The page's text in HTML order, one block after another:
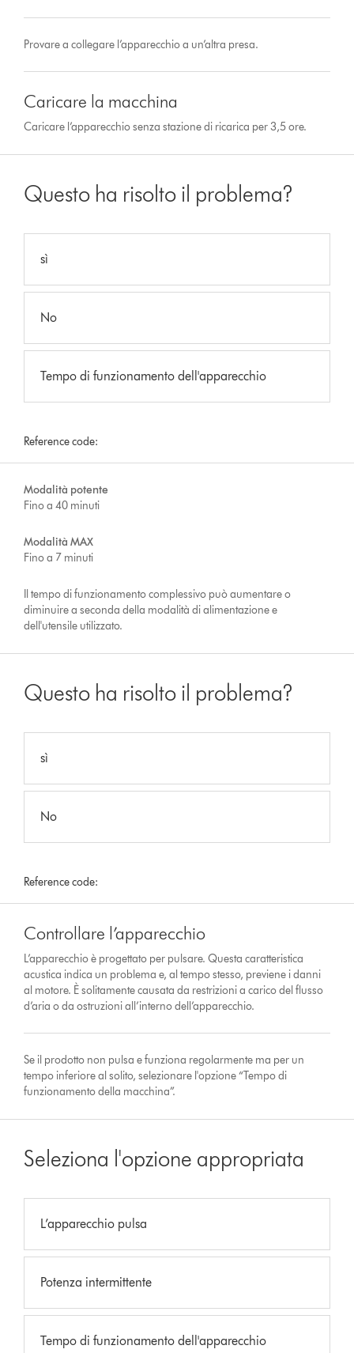
Provare a collegare l’apparecchio a un’altra presa.
Caricare la macchina
Caricare l’apparecchio senza stazione di ricarica per 3,5 ore.
Questo ha risolto il problema?
sì
No
Tempo di funzionamento dell'apparecchio
Reference code:
Modalità potente
Fino a 40 minuti
Modalità MAX
Fino a 7 minuti
Il tempo di funzionamento complessivo può aumentare o
diminuire a seconda della modalità di alimentazione e
dell'utensile utilizzato.
Questo ha risolto il problema?
sì
No
Reference code:
Controllare l’apparecchio
L’apparecchio è progettato per pulsare. Questa caratteristica
acustica indica un problema e, al tempo stesso, previene i danni
al motore. È solitamente causata da restrizioni a carico del flusso
d’aria o da ostruzioni all’interno dell’apparecchio.
Se il prodotto non pulsa e funziona regolarmente ma per un
tempo inferiore al solito, selezionare l'opzione “Tempo di
funzionamento della macchina”.
Seleziona l'opzione appropriata
L’apparecchio pulsa
Potenza intermittente
Tempo di funzionamento dell'apparecchio